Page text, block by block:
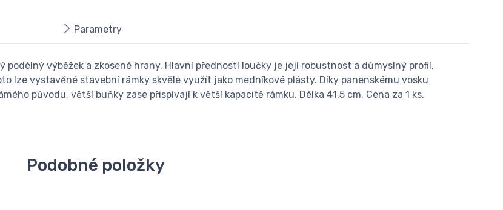
Parametry
výběžek a zkosené hrany. Hlavní předností loučky je její robustnost a důmyslný profil,
lze vystavěné stavební rámky skvěle využít jako medníkové plásty. Díky panenskému vosku
původu, větší buňky zase přispívají k větší kapacitě rámku. Délka 41,5 cm. Cena za 1 ks.
Podobné položky